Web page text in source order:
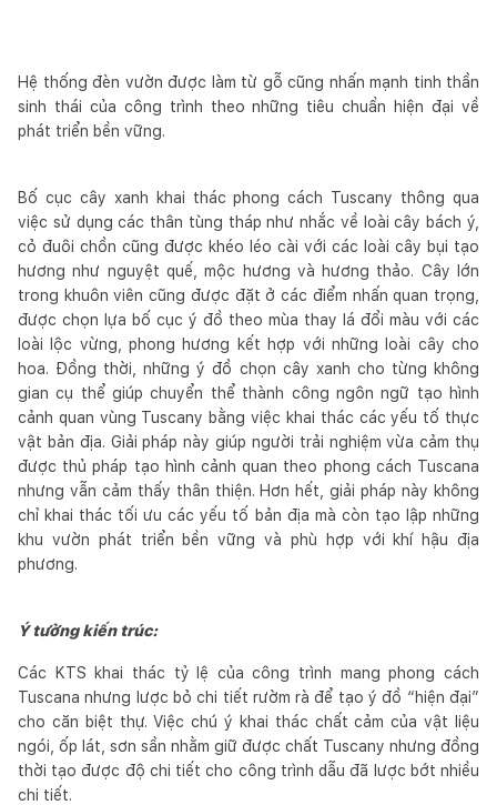
Hệ thống đèn vườn được làm từ gỗ cũng nhấn mạnh tinh thần
sinh thái của công trình theo những tiêu chuẩn hiện đại về
phát triển bền vững.
Bố cục cây xanh khai thác phong cách Tuscany thông qua
việc sử dụng các thân tùng tháp như nhắc về loài cây bách ý,
cỏ đuôi chồn cũng được khéo léo cài với các loài cây bụi tạo
hương như nguyệt quế, mộc hương và hương thảo. Cây lớn
trong khuôn viên cũng được đặt ở các điểm nhấn quan trọng,
được chọn lựa bố cục ý đồ theo mùa thay lá đổi màu với các
loài lộc vừng, phong hương kết hợp với những loài cây cho
hoa. Đồng thời, những ý đồ chọn cây xanh cho từng không
gian cụ thể giúp chuyển thể thành công ngôn ngữ tạo hình
cảnh quan vùng Tuscany bằng việc khai thác các yếu tố thực
vật bản địa. Giải pháp này giúp người trải nghiệm vừa cảm thụ
được thủ pháp tạo hình cảnh quan theo phong cách Tuscana
nhưng vẫn cảm thấy thân thiện. Hơn hết, giải pháp này không
chỉ khai thác tối ưu các yếu tố bản địa mà còn tạo lập những
khu vườn phát triển bền vững và phù hợp với khí hậu địa
phương.
Ý tưởng kiến trúc:
Các KTS khai thác tỷ lệ của công trình mang phong cách
Tuscana nhưng lược bỏ chi tiết rườm rà để tạo ý đồ “hiện đại”
cho căn biệt thự. Việc chú ý khai thác chất cảm của vật liệu
ngói, ốp lát, sơn sần nhằm giữ được chất Tuscany nhưng đồng
thời tạo được độ chi tiết cho công trình dẫu đã lược bớt nhiều
chi tiết.